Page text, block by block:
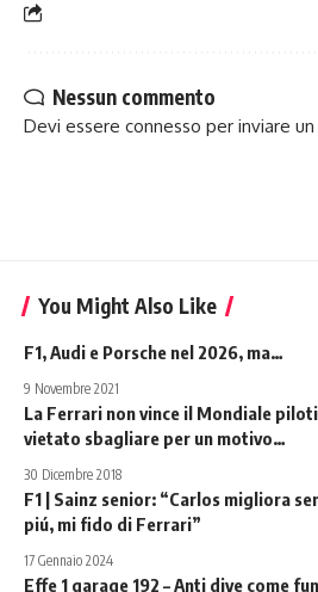
Nessun commento
Devi essere connesso per inviare
You Might Also Like
F1, Audi e Porsche nel 2026, ma…
9 Novembre 2021
La Ferrari non vince il Mondiale piloti
vietato sbagliare per un motivo…
30 Dicembre 2018
F1 | Sainz senior: “Carlos migliora
piú, mi fido di Ferrari”
17 Gennaio 2024
Effe 1 garage 192 – Anti dive come